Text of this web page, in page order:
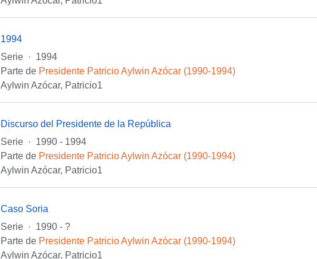
1994
Serie · 1994
Parte de Presidente Patricio Aylwin Azócar (1990-1994)
Aylwin Azócar, Patricio1
Discurso del Presidente de la República
Serie · 1990 - 1994
Parte de Presidente Patricio Aylwin Azócar (1990-1994)
Aylwin Azócar, Patricio1
Caso Soria
Serie · 1990 - ?
Parte de Presidente Patricio Aylwin Azócar (1990-1994)
Aylwin Azócar, Patricio1